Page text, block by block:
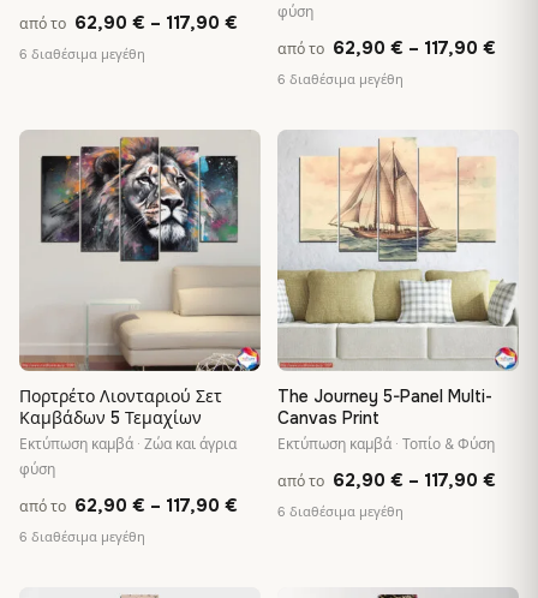
από το 62,90 € – 117,90 € Price
range:
62,90 €
6 διαθέσιμα μεγέθη
φύση
από το 62,90 € – 117,90 €
6 διαθέσιμα μεγέθη
♡
Πορτρέτο Λιονταριού Σετ
Καμβάδων 5 Τεμαχίων
Εκτύπωση καμβά · Ζώα και άγρια
φύση
από το 62,90 € – 117,90 € Price
6 διαθέσιμα μεγέθη
♡
The Journey 5-Panel Multi-
Canvas Print
Εκτύπωση καμβά · Τοπίο & Φύση
από το 62,90 € – 117,90 €
6 διαθέσιμα μεγέθη